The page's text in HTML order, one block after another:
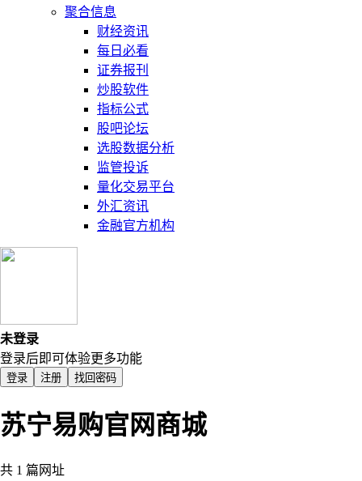
聚合信息
财经资讯
每日必看
证券报刊
炒股软件
指标公式
股吧论坛
选股数据分析
监管投诉
量化交易平台
外汇资讯
金融官方机构
未登录
登录后即可体验更多功能
登录 注册 找回密码
苏宁易购官网商城
共 1 篇网址